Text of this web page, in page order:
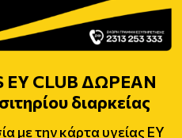
EY CLUB ΔΩΡΕΑΝ
διαρκείας
με την κάρτα υγείας EY